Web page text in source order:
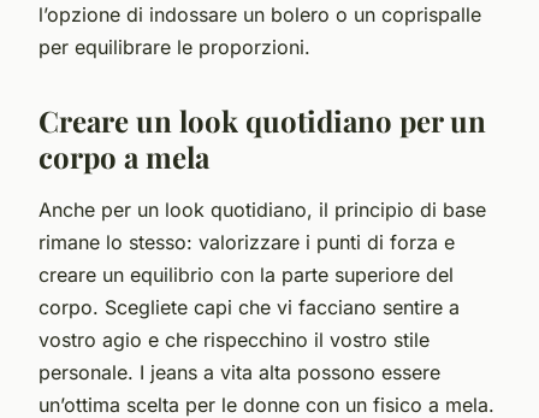
l’opzione di indossare un bolero o un coprispalle
per equilibrare le proporzioni.
Creare un look quotidiano per un
corpo a mela
Anche per un look quotidiano, il principio di base
rimane lo stesso: valorizzare i punti di forza e
creare un equilibrio con la parte superiore del
corpo. Scegliete capi che vi facciano sentire a
vostro agio e che rispecchino il vostro stile
personale. I jeans a vita alta possono essere
un’ottima scelta per le donne con un fisico a mela.